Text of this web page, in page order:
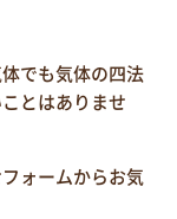
でも気体の四法
とはありませ
ォームからお気